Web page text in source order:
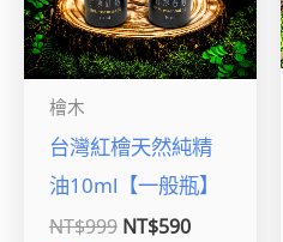
檜木
台灣紅檜天然純精
油10ml【一般瓶】
NT$999 NT$590